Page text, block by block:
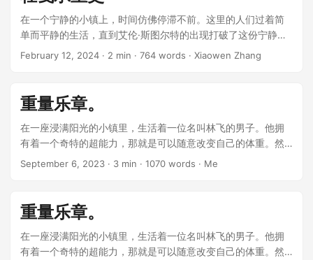
在一个宁静的小镇上，时间仿佛停滞不前。这里的人们过着简
单而平静的生活，直到艾伦·斯图尔特的出现打破了这份宁静。
艾伦是一位历史学者，他的手中握着一本轻盈至极的笔记本，
February 12, 2024 · 2 min · 764 words · Xiaowen Zhang
重量乐章。
在一座浸满阳光的小镇里，生活着一位名叫林飞的男子。他拥
有着一个奇特的超能力，那就是可以随意改变自己的体重。然
而，这个能力似乎并没有什么实际的用处。他无法像超人一样
September 6, 2023 · 3 min · 1070 words · Me
重量乐章。
在一座浸满阳光的小镇里，生活着一位名叫林飞的男子。他拥
有着一个奇特的超能力，那就是可以随意改变自己的体重。然